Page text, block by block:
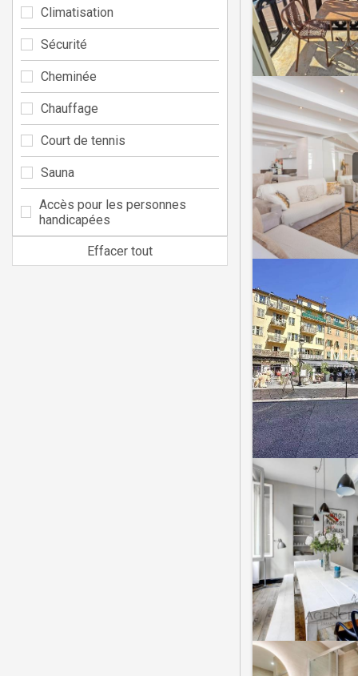
Climatisation
Sécurité
Cheminée
Chauffage
Court de tennis
Sauna
Accès pour les personnes
handicapées
Effacer tout